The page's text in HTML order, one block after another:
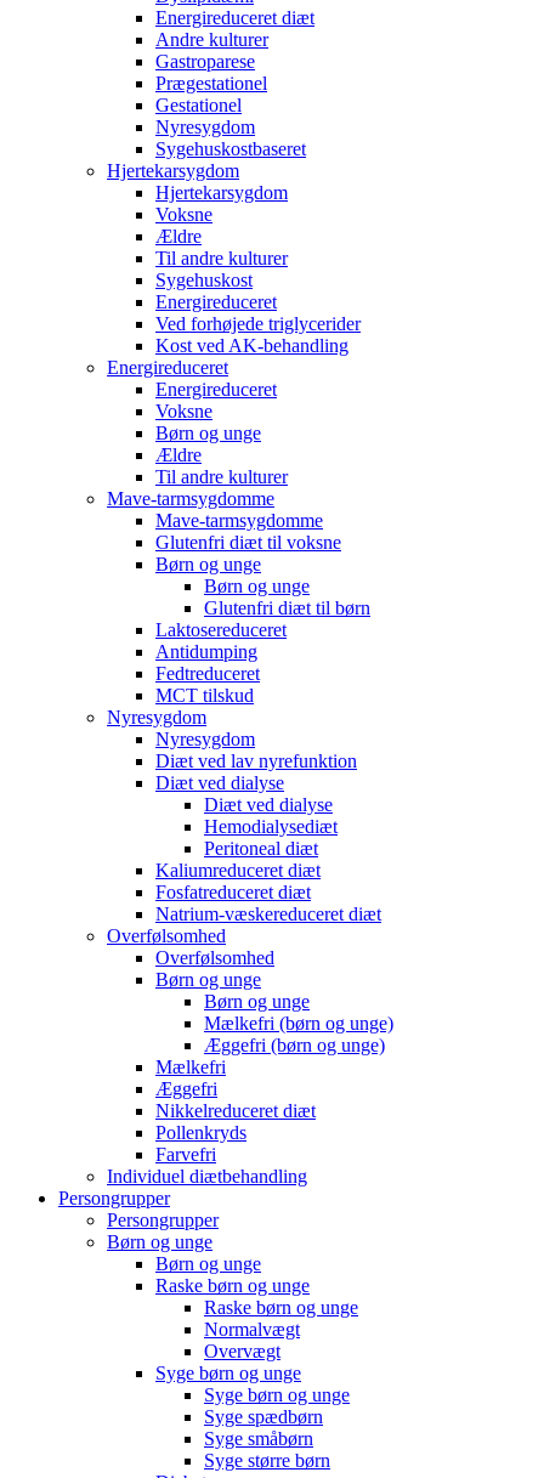
Energireduceret diæt
Andre kulturer
Gastroparese
Prægestationel
Gestationel
Nyresygdom
Sygehuskostbaseret
Hjertekarsygdom
Hjertekarsygdom
Voksne
Ældre
Til andre kulturer
Sygehuskost
Energireduceret
Ved forhøjede triglycerider
Kost ved AK-behandling
Energireduceret
Energireduceret
Voksne
Børn og unge
Ældre
Til andre kulturer
Mave-tarmsygdomme
Mave-tarmsygdomme
Glutenfri diæt til voksne
Børn og unge
Børn og unge
Glutenfri diæt til børn
Laktosereduceret
Antidumping
Fedtreduceret
MCT tilskud
Nyresygdom
Nyresygdom
Diæt ved lav nyrefunktion
Diæt ved dialyse
Diæt ved dialyse
Hemodialysediæt
Peritoneal diæt
Kaliumreduceret diæt
Fosfatreduceret diæt
Natrium-væskereduceret diæt
Overfølsomhed
Overfølsomhed
Børn og unge
Børn og unge
Mælkefri (børn og unge)
Æggefri (børn og unge)
Mælkefri
Æggefri
Nikkelreduceret diæt
Pollenkryds
Farvefri
Individuel diætbehandling
Persongrupper
Persongrupper
Børn og unge
Børn og unge
Raske børn og unge
Raske børn og unge
Normalvægt
Overvægt
Syge børn og unge
Syge børn og unge
Syge spædbørn
Syge småbørn
Syge større børn